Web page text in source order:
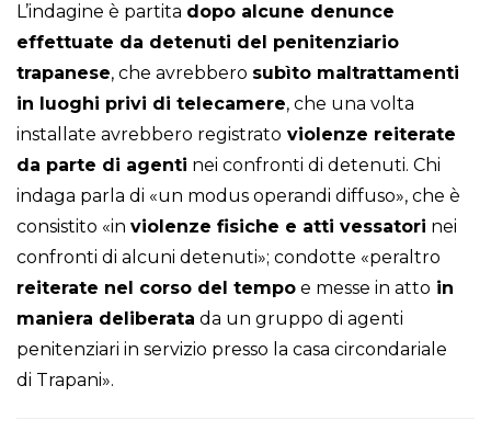
L’indagine è partita dopo alcune denunce
effettuate da detenuti del penitenziario
trapanese, che avrebbero subìto maltrattamenti
in luoghi privi di telecamere, che una volta
installate avrebbero registrato violenze reiterate
da parte di agenti nei confronti di detenuti. Chi
indaga parla di «un modus operandi diffuso», che è
consistito «in violenze fisiche e atti vessatori nei
confronti di alcuni detenuti»; condotte «peraltro
reiterate nel corso del tempo e messe in atto in
maniera deliberata da un gruppo di agenti
penitenziari in servizio presso la casa circondariale
di Trapani».